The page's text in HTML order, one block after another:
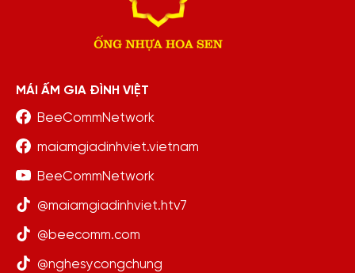
MÁI ẤM GIA ĐÌNH VIỆT
BeeCommNetwork
maiamgiadinhviet.vietnam
BeeCommNetwork
@maiamgiadinhviet.htv7
@beecomm.com
@nghesycongchung